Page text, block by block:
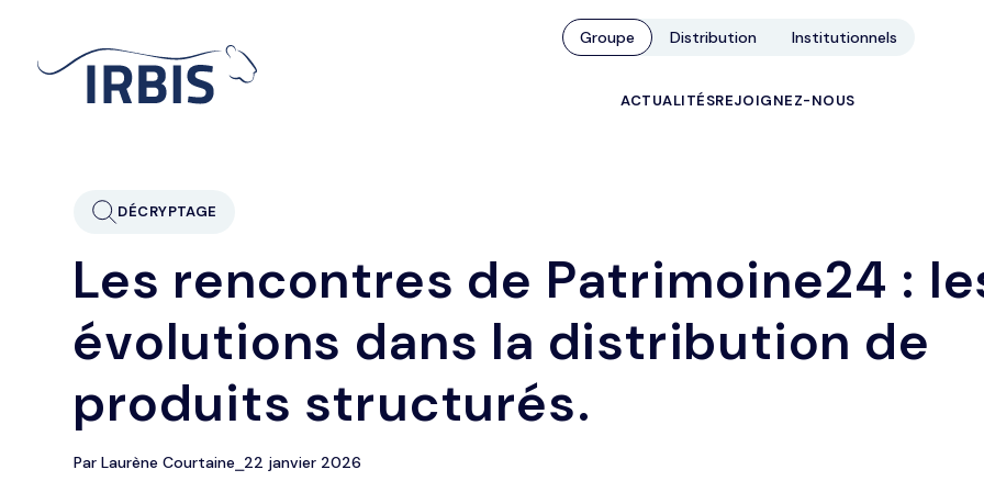
Groupe Distribution Institutionnels
ACTUALITÉSREJOIGNEZ-NOUS
DÉCRYPTAGE
Les rencontres de Patrimoine24 :
évolutions dans la distribution de
produits structurés.
Par Laurène Courtaine 22 janvier 2026